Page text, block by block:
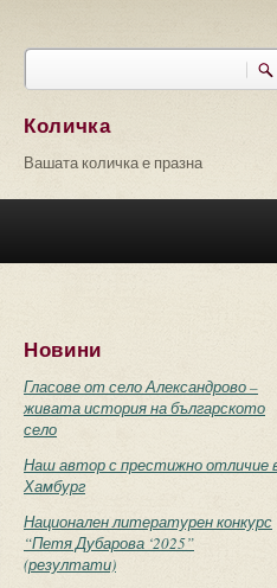
Търси
Количка
Вашата количка е празна
Новини
Гласове от село Александрово –
живата история на българското
село
Наш автор с престижно отличие
Хамбург
Национален литературен конкурс
“Петя Дубарова ‘2025”
(резултати)